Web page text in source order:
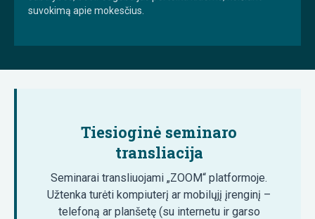
suvokimą apie mokesčius.
Tiesioginė seminaro
transliacija
Seminarai transliuojami „ZOOM“ platformoje.
Užtenka turėti kompiuterį ar mobilųjį įrenginį –
telefoną ar planšetę (su internetu ir garso